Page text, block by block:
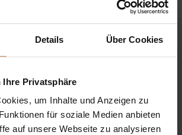
Details Über Cookies
Privatsphäre
um Inhalte und Anzeigen zu
für soziale Medien anbieten
auf unsere Webseite zu analysieren
Sie wünschen sich eine
wollen nur wissen, wie man das
richtig anwendet?
persönlich zur Verfügung: